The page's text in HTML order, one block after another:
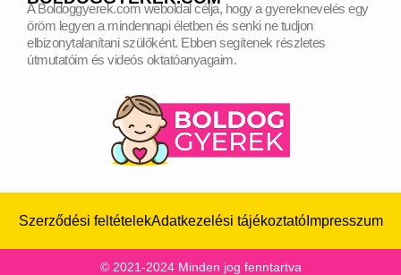
A Boldoggyerek.com weboldal célja, hogy a gyereknevelés egy
öröm legyen a mindennapi életben és senki ne tudjon
elbizonytalanítani szülőként. Ebben segítenek részletes
útmutatóim és videós oktatóanyagaim.
Szerződési feltételekAdatkezelési tájékoztatóImpresszum
© 2021-2024 Minden jog fenntartva